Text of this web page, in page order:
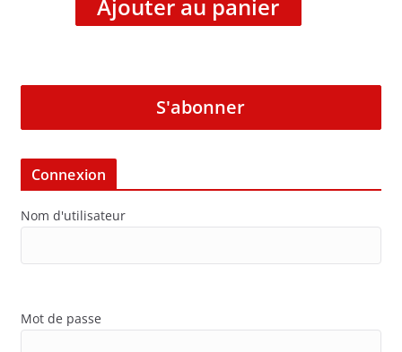
Ajouter au panier
S'abonner
Connexion
Nom d'utilisateur
Mot de passe